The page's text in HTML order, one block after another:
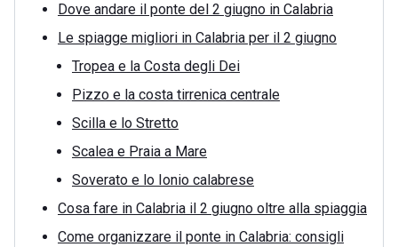
Dove andare il ponte del 2 giugno in Calabria
Le spiagge migliori in Calabria per il 2 giugno
Tropea e la Costa degli Dei
Pizzo e la costa tirrenica centrale
Scilla e lo Stretto
Scalea e Praia a Mare
Soverato e lo Ionio calabrese
Cosa fare in Calabria il 2 giugno oltre alla spiaggia
Come organizzare il ponte in Calabria: consigli